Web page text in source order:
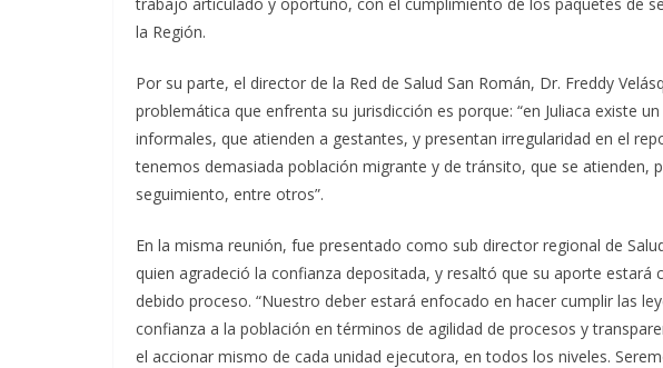
la Región.
Por su parte, el director de la Red de Salud San Román, Dr. Freddy
problemática que enfrenta su jurisdicción es porque: “en Juliaca existe
informales, que atienden a gestantes, y presentan irregularidad en el
tenemos demasiada población migrante y de tránsito, que se atienden,
seguimiento, entre otros”.
En la misma reunión, fue presentado como sub director regional de
quien agradeció la confianza depositada, y resaltó que su aporte estará
debido proceso. “Nuestro deber estará enfocado en hacer cumplir las
confianza a la población en términos de agilidad de procesos y
el accionar mismo de cada unidad ejecutora, en todos los niveles.